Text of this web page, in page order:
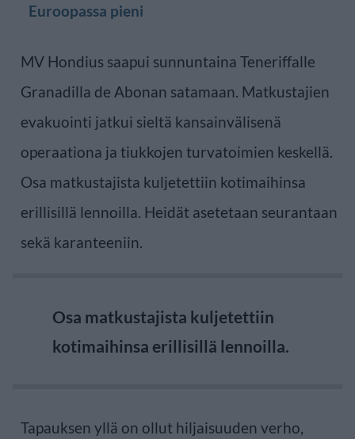
Euroopassa pieni
MV Hondius saapui sunnuntaina Teneriffalle
Granadilla de Abonan satamaan. Matkustajien
evakuointi jatkui sieltä kansainvälisenä
operaationa ja tiukkojen turvatoimien keskellä.
Osa matkustajista kuljetettiin kotimaihinsa
erillisillä lennoilla. Heidät asetetaan seurantaan
sekä karanteeniin.
Osa matkustajista kuljetettiin
kotimaihinsa erillisillä lennoilla.
Tapauksen yllä on ollut hiljaisuuden verho,